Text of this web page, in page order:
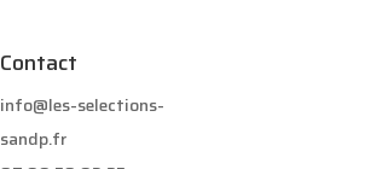
Contact
info@les-selections-
sandp.fr